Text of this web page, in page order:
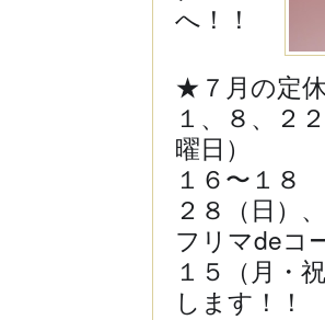
へ！！
★７月の定
１、８、２
曜日）
１６〜１８
２８（日）
フリマdeコ
１５（月・
します！